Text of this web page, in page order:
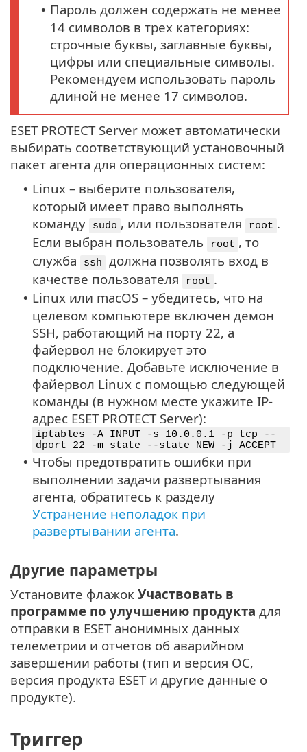
• Пароль должен содержать не менее
14 символов в трех категориях:
строчные буквы, заглавные буквы,
цифры или специальные символы.
Рекомендуем использовать пароль
длиной не менее 17 символов.
ESET PROTECT Server может автоматически
выбирать соответствующий установочный
пакет агента для операционных систем:
• Linux – выберите пользователя,
который имеет право выполнять
команду
sudo , или пользователя root .
Если выбран пользователь
root , то
служба
ssh
должна позволять вход в
качестве пользователя
root .
• Linux или macOS – убедитесь, что на
целевом компьютере включен демон
SSH, работающий на порту 22, а
файервол не блокирует это
подключение. Добавьте исключение в
файервол Linux с помощью следующей
команды (в нужном месте укажите IP-
адрес ESET PROTECT Server):
iptables -A INPUT -s 10.0.0.1 -p tcp --
dport 22 -m state --state NEW -j ACCEPT
• Чтобы предотвратить ошибки при
выполнении задачи развертывания
агента, обратитесь к разделу
Устранение неполадок при
развертывании агента.
Другие параметры
Установите флажок Участвовать в
программе по улучшению продукта для
отправки в ESET анонимных данных
телеметрии и отчетов об аварийном
завершении работы (тип и версия ОС,
версия продукта ESET и другие данные о
продукте).
Триггер